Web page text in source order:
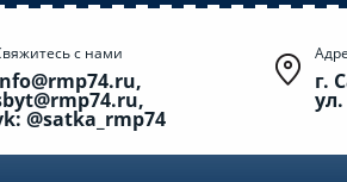
с нами
@satka_rmp74
г.